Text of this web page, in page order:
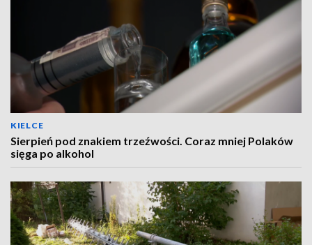
KIELCE
Sierpień pod znakiem trzeźwości. Coraz mniej Polaków
sięga po alkohol